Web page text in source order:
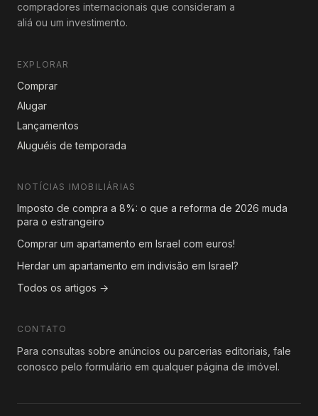
compradores internacionais que consideram a
aliá ou um investimento.
EXPLORAR
Comprar
Alugar
Lançamentos
Aluguéis de temporada
NOTÍCIAS IMOBILIÁRIAS
Imposto de compra a 8%: o que a reforma de 2026 muda
para o estrangeiro
Comprar um apartamento em Israel com euros!
Herdar um apartamento em indivisão em Israel?
Todos os artigos →
CONTATO
Para consultas sobre anúncios ou parcerias editoriais, fale
conosco pelo formulário em qualquer página de imóvel.